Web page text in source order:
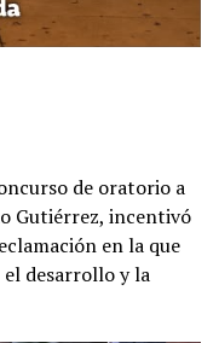
de oratorio a
Gutiérrez, incentivó
en la que
desarrollo y la